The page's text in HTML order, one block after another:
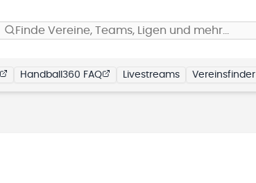
Finde Vereine, Teams, Ligen und mehr…
Handball360 FAQ Livestreams Vereinsfinder